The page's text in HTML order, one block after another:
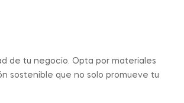
de tu negocio. Opta por materiales
sostenible que no solo promueve tu